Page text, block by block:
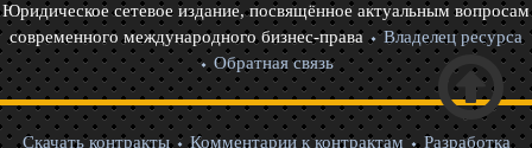
Юридическое сетевое издание, посвящённое актуальным вопросам
современного международного бизнес-права
Владелец ресурса
Обратная связь
Скачать контракты Комментарии к контрактам Разработка
